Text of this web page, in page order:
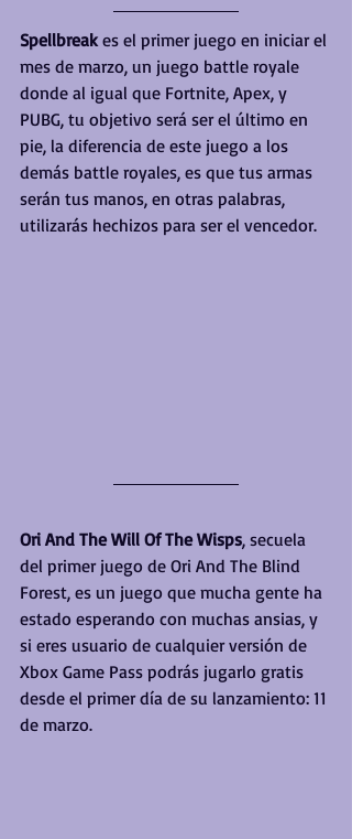
Spellbreak es el primer juego en iniciar el
mes de marzo, un juego battle royale
donde al igual que Fortnite, Apex, y
PUBG, tu objetivo será ser el último en
pie, la diferencia de este juego a los
demás battle royales, es que tus armas
serán tus manos, en otras palabras,
utilizarás hechizos para ser el vencedor.
Ori And The Will Of The Wisps, secuela
del primer juego de Ori And The Blind
Forest, es un juego que mucha gente ha
estado esperando con muchas ansias, y
si eres usuario de cualquier versión de
Xbox Game Pass podrás jugarlo gratis
desde el primer día de su lanzamiento: 11
de marzo.